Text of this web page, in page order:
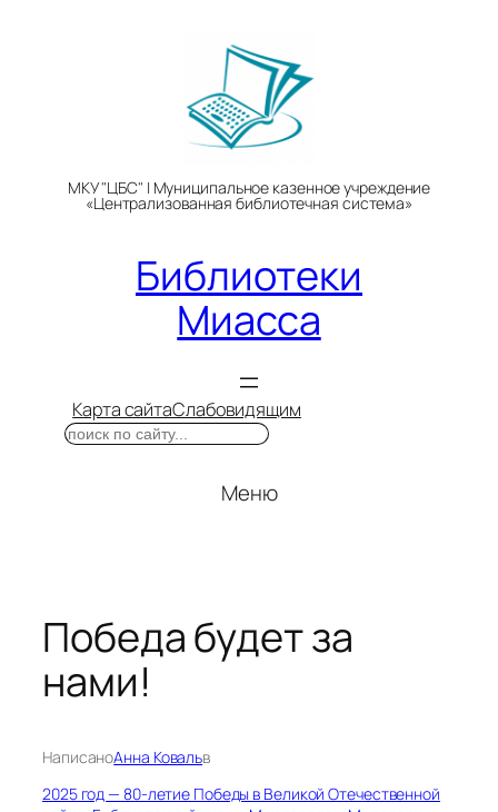
МКУ "ЦБС" | Муниципальное казенное учреждение
«Централизованная библиотечная система»
Библиотеки
Миасса
Карта сайтаСлабовидящим
Поиск
Меню
Победа будет за
нами!
НаписаноАнна Ковальв
2025 год — 80-летие Победы в Великой Отечественной